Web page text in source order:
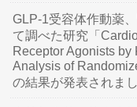
GLP-1受容体作動薬
て調べた研究「
Receptor Agonists
Analysis of
の結果が発表されまし